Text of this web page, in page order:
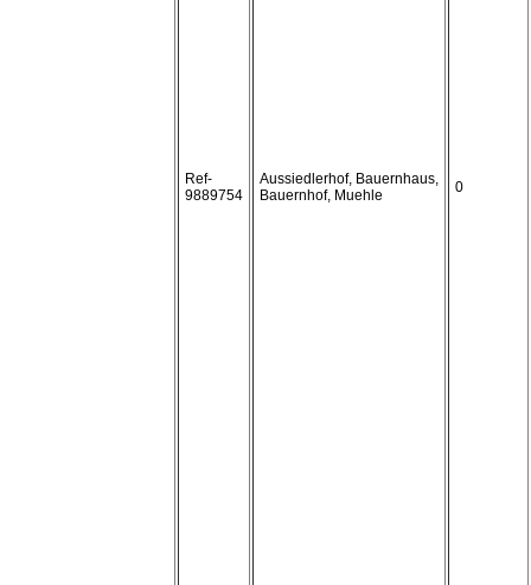
Ref-
9889754
Aussiedlerhof, Bauernhaus,
Bauernhof, Muehle
0